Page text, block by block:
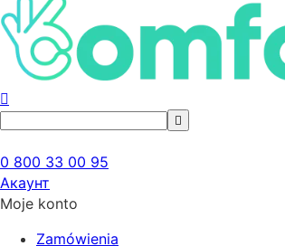
0 800 33 00 95
Акаунт
Moje konto
Zamówienia